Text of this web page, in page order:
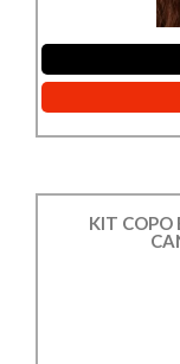
KIT COPO